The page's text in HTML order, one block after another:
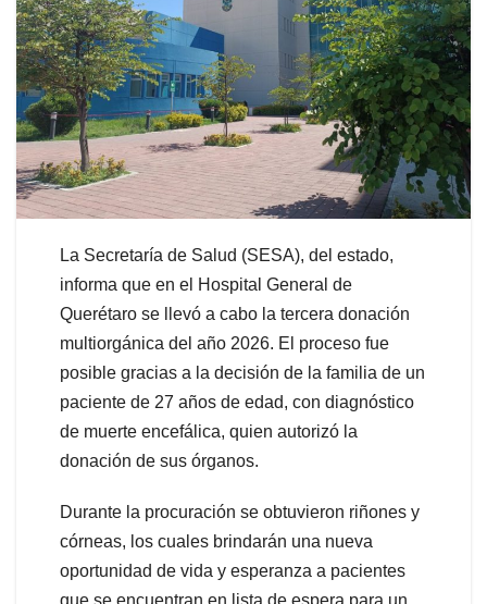
La Secretaría de Salud (SESA), del estado,
informa que en el Hospital General de
Querétaro se llevó a cabo la tercera donación
multiorgánica del año 2026. El proceso fue
posible gracias a la decisión de la familia de un
paciente de 27 años de edad, con diagnóstico
de muerte encefálica, quien autorizó la
donación de sus órganos.
Durante la procuración se obtuvieron riñones y
córneas, los cuales brindarán una nueva
oportunidad de vida y esperanza a pacientes
que se encuentran en lista de espera para un